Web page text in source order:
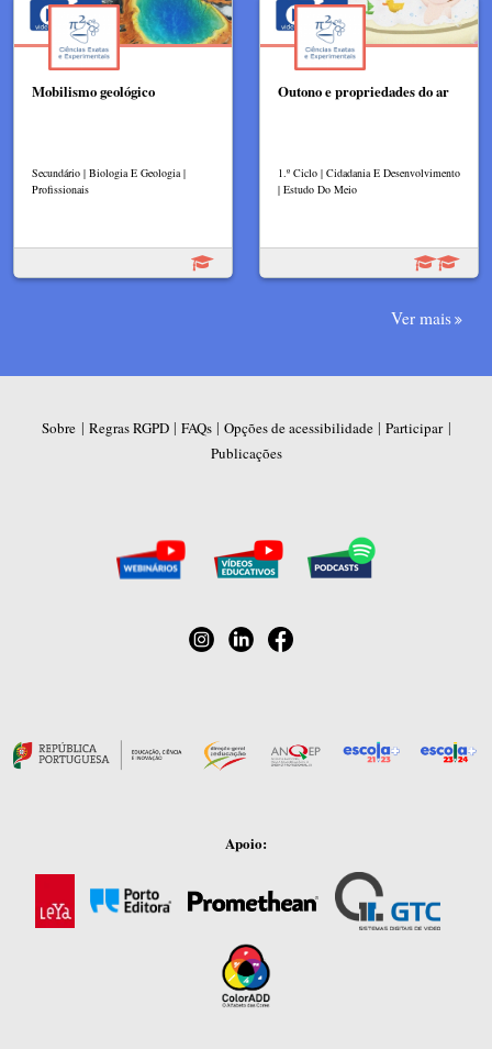
Mobilismo geológico
Secundário | Biologia E Geologia |
Profissionais
Outono e propriedades do ar
1.º Ciclo | Cidadania E Desenvolvimento
| Estudo Do Meio
Ver mais
Sobre | Regras RGPD| FAQs| Opções de acessibilidade| Participar|
Publicações
Apoio: